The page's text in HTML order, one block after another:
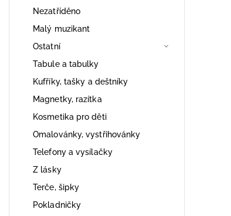
Nezatříděno
Malý muzikant
Ostatní
Tabule a tabulky
Kufříky, tašky a deštníky
Magnetky, razítka
Kosmetika pro děti
Omalovánky, vystřihovánky
Telefony a vysílačky
Z lásky
Terče, šipky
Pokladničky